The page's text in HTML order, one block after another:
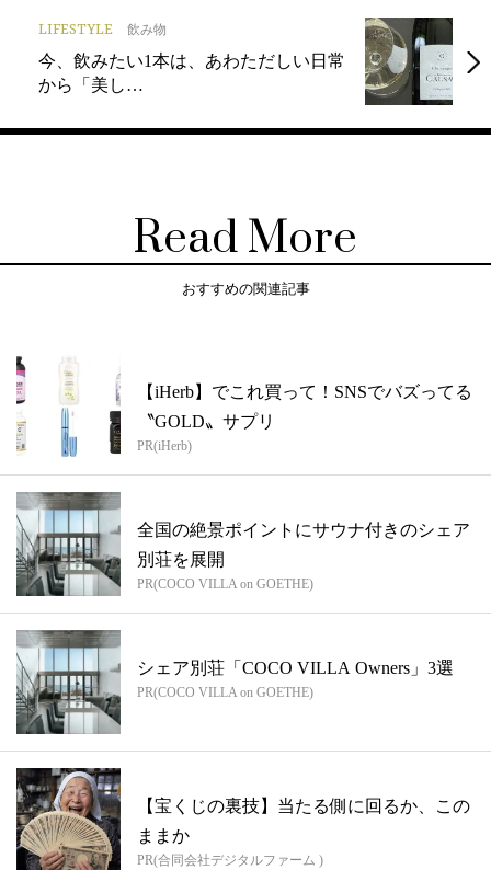
LIFESTYLE 飲み物
今、飲みたい1本は、あわただしい日常
から「美し…
Read More
おすすめの関連記事
【iHerb】でこれ買って！SNSでバズってる
〝GOLD〟サプリ
PR(iHerb)
全国の絶景ポイントにサウナ付きのシェア
別荘を展開
PR(COCO VILLA on GOETHE)
シェア別荘「COCO VILLA Owners」3選
PR(COCO VILLA on GOETHE)
【宝くじの裏技】当たる側に回るか、この
ままか
PR(合同会社デジタルファーム )